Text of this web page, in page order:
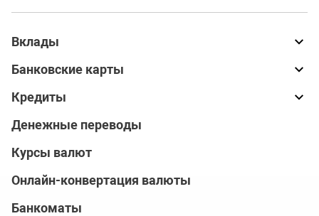
Вклады
Банковские карты
Кредиты
Денежные переводы
Курсы валют
Онлайн-конвертация валюты
Банкоматы